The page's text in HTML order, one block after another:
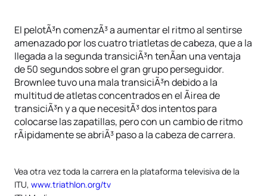
El pelotÃ³n comenzÃ³ a aumentar el ritmo al sentirse
amenazado por los cuatro triatletas de cabeza, que a la
llegada a la segunda transiciÃ³n tenÃ­an una ventaja
de 50 segundos sobre el gran grupo perseguidor.
Brownlee tuvo una mala transiciÃ³n debido a la
multitud de atletas concentrados en el Ã¡rea de
transiciÃ³n y a que necesitÃ³ dos intentos para
colocarse las zapatillas, pero con un cambio de ritmo
rÃ¡pidamente se abriÃ³ paso a la cabeza de carrera.
Vea otra vez toda la carrera en la plataforma televisiva de la
ITU, www.triathlon.org/tv